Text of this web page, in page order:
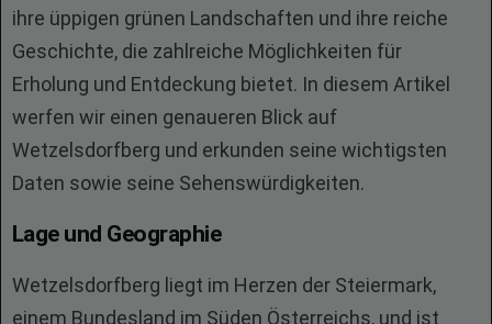
ihre üppigen grünen Landschaften und ihre reiche
Geschichte, die zahlreiche Möglichkeiten für
Erholung und Entdeckung bietet. In diesem Artikel
werfen wir einen genaueren Blick auf
Wetzelsdorfberg und erkunden seine wichtigsten
Daten sowie seine Sehenswürdigkeiten.
Lage und Geographie
Wetzelsdorfberg liegt im Herzen der Steiermark,
einem Bundesland im Süden Österreichs, und ist